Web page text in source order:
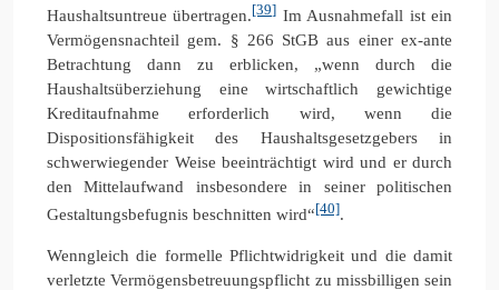
Haushaltsuntreue übertragen.[39] Im Ausnahmefall ist ein
Vermögensnachteil gem. § 266 StGB aus einer ex-ante
Betrachtung dann zu erblicken, „wenn durch die
Haushaltsüberziehung eine wirtschaftlich gewichtige
Kreditaufnahme erforderlich wird, wenn die
Dispositionsfähigkeit des Haushaltsgesetzgebers in
schwerwiegender Weise beeinträchtigt wird und er durch
den Mittelaufwand insbesondere in seiner politischen
Gestaltungsbefugnis beschnitten wird“[40].
Wenngleich die formelle Pflichtwidrigkeit und die damit
verletzte Vermögensbetreuungspflicht zu missbilligen sein